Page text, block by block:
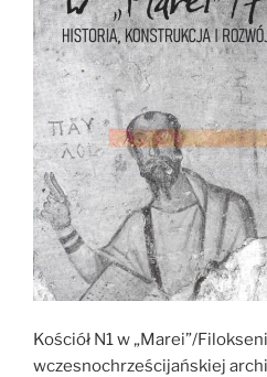
Kościół N1 w „Marei”/
wczesnochrześcijańskiej